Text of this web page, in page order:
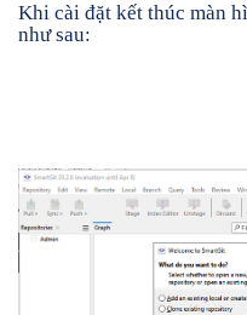
Khi cài đặt kết thúc màn
như sau: